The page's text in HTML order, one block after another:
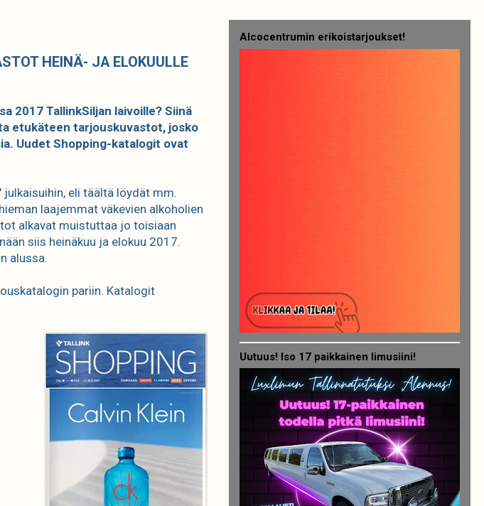
HEINÄ- JA ELOKUULLE
2017 TallinkSiljan laivoille? Siinä
etukäteen tarjouskuvastot, josko
Uudet Shopping-katalogit ovat
eli täältä löydät mm.
laajemmat väkevien alkoholien
alkavat muistuttaa jo toisiaan
siis heinäkuu ja elokuu 2017.
alussa.
pariin. Katalogit
Alcocentrumin erikoistarjoukset!
Uutuus! Iso 17 paikkainen limusiini!